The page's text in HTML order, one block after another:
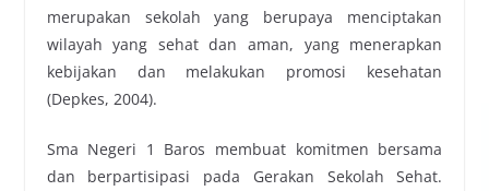
merupakan sekolah yang berupaya menciptakan
wilayah yang sehat dan aman, yang menerapkan
kebijakan dan melakukan promosi kesehatan
(Depkes, 2004).
Sma Negeri 1 Baros membuat komitmen bersama
dan berpartisipasi pada Gerakan Sekolah Sehat.